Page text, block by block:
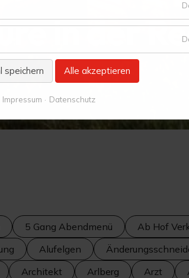
in der
5 Gang Abendmenü Ab Hof
Alufelgen
Architekt Arlberg Arzt
speichern Alle akzeptieren
Impressum Datenschutz